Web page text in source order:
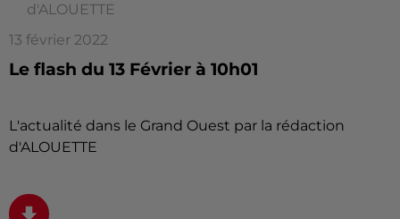
d'ALOUETTE
13 février 2022
Le flash du 13 Février à 10h01
L'actualité dans le Grand Ouest par la rédaction
d'ALOUETTE